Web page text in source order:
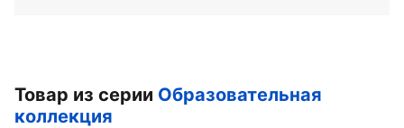
Товар из серии Образовательная
коллекция